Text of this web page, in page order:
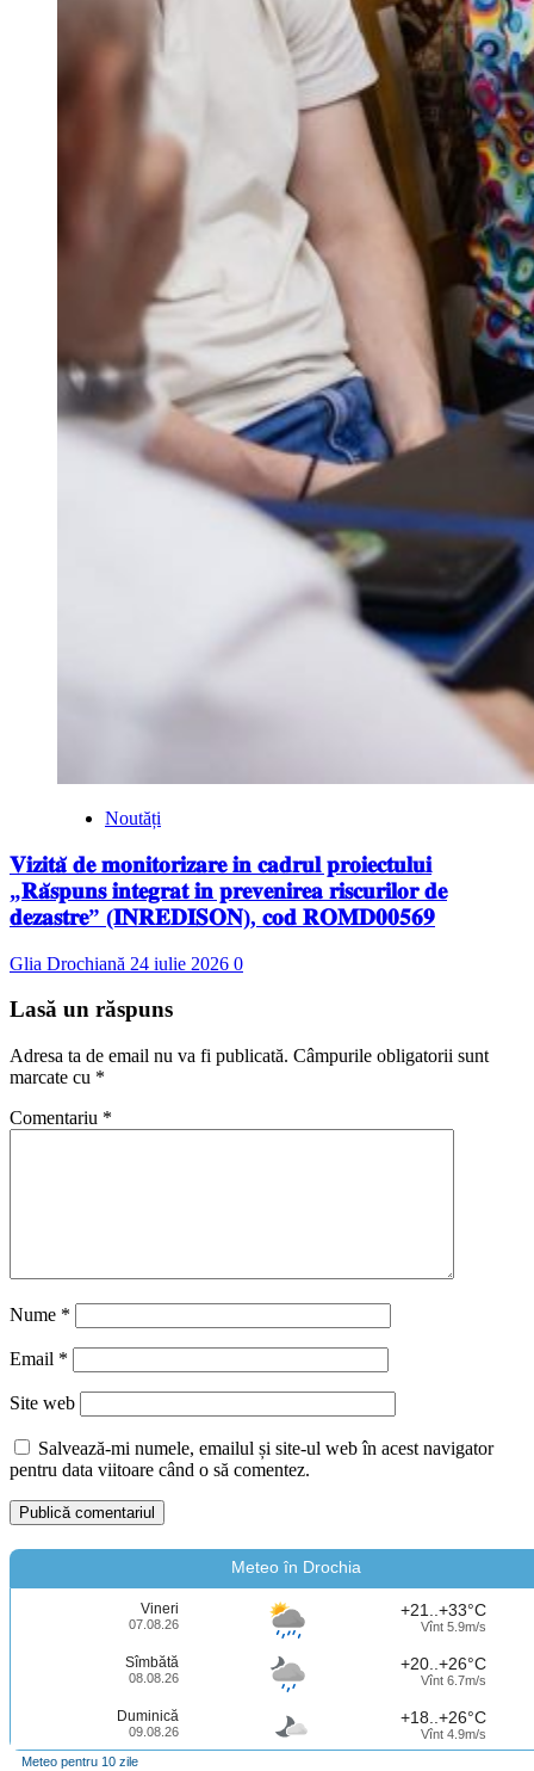
Noutăți
𝐕𝐢𝐳𝐢𝐭𝐚̆ 𝐝𝐞 𝐦𝐨𝐧𝐢𝐭𝐨𝐫𝐢𝐳𝐚𝐫𝐞 𝐢𝐧 𝐜𝐚𝐝𝐫𝐮𝐥 𝐩𝐫𝐨𝐢𝐞𝐜𝐭𝐮𝐥𝐮𝐢
„𝐑𝐚̆𝐬𝐩𝐮𝐧𝐬 𝐢𝐧𝐭𝐞𝐠𝐫𝐚𝐭 𝐢𝐧 𝐩𝐫𝐞𝐯𝐞𝐧𝐢𝐫𝐞𝐚 𝐫𝐢𝐬𝐜𝐮𝐫𝐢𝐥𝐨𝐫 𝐝𝐞
𝐝𝐞𝐳𝐚𝐬𝐭𝐫𝐞” (𝐈𝐍𝐑𝐄𝐃𝐈𝐒𝐎𝐍), 𝐜𝐨𝐝 𝐑𝐎𝐌𝐃𝟎𝟎𝟓𝟔𝟗
Glia Drochiană 24 iulie 2026 0
Lasă un răspuns
Adresa ta de email nu va fi publicată. Câmpurile obligatorii sunt
marcate cu *
Comentariu *
Nume *
Email *
Site web
Salvează-mi numele, emailul și site-ul web în acest navigator
pentru data viitoare când o să comentez.
Meteo în Drochia
Vineri
07.08.26
+21..+33°C
Vînt 5.9m/s
Sîmbătă
08.08.26
+20..+26°C
Vînt 6.7m/s
Duminică
09.08.26
+18..+26°C
Vînt 4.9m/s
Meteo pentru 10 zile